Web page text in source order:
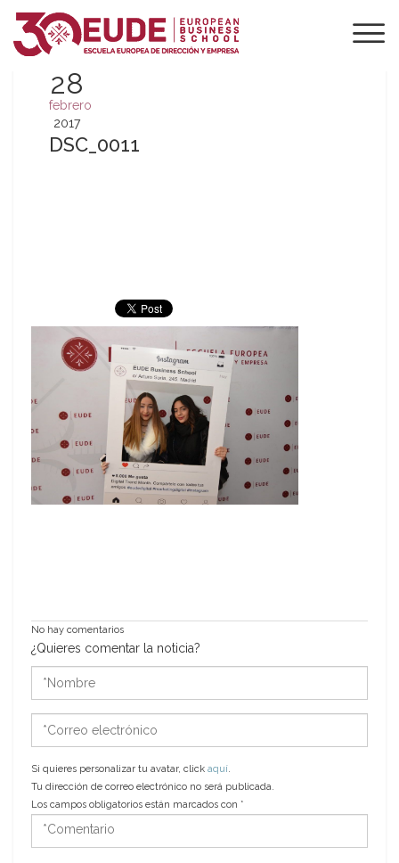
28
febrero
2017
DSC_0011
No hay comentarios
¿Quieres comentar la noticia?
electrónico
Si quieres personalizar tu avatar, click aquí.
Tu dirección de correo electrónico no será publicada.
Los campos obligatorios están marcados con *
*Comentario